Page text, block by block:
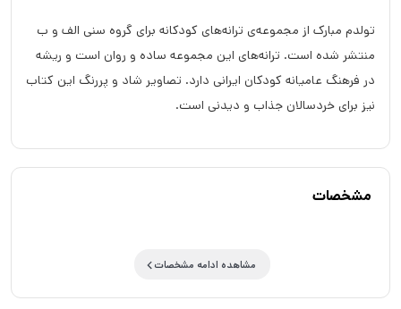
تولدم مبارک از مجموعه‌ی ترانه‌های کودکانه برای گروه سنی الف و ب
منتشر شده است. ترانه‌های این مجموعه ساده و روان است و ریشه
در فرهنگ عامیانه کودکان ایرانی دارد. تصاویر شاد و پررنگ این کتاب
نیز برای خردسالان جذاب و دیدنی است.
مشخصات
مشاهده ادامه مشخصات